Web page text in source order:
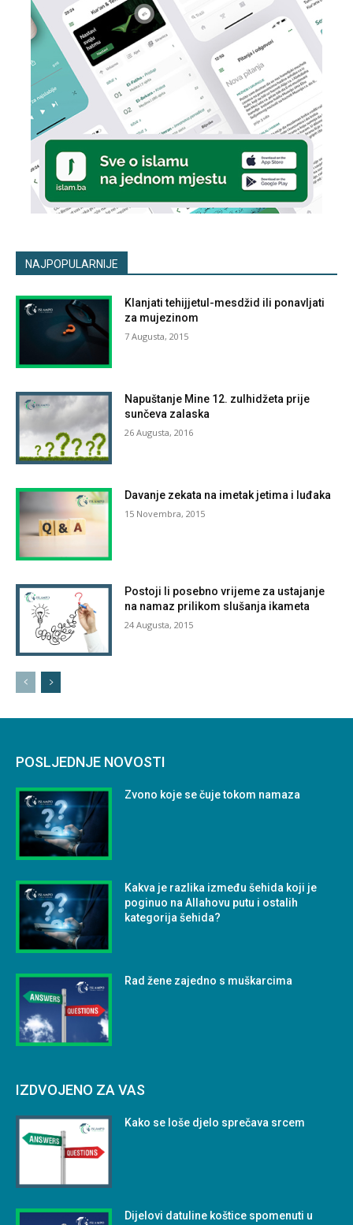
NAJPOPULARNIJE
Klanjati tehijjetul-mesdžid ili ponavljati
za mujezinom
7 Augusta, 2015
Napuštanje Mine 12. zulhidžeta prije
sunčeva zalaska
26 Augusta, 2016
Davanje zekata na imetak jetima i luđaka
15 Novembra, 2015
Postoji li posebno vrijeme za ustajanje
na namaz prilikom slušanja ikameta
24 Augusta, 2015
POSLJEDNJE NOVOSTI
Zvono koje se čuje tokom namaza
Kakva je razlika između šehida koji je
poginuo na Allahovu putu i ostalih
kategorija šehida?
Rad žene zajedno s muškarcima
IZDVOJENO ZA VAS
Kako se loše djelo sprečava srcem
Dijelovi datuline koštice spomenuti u